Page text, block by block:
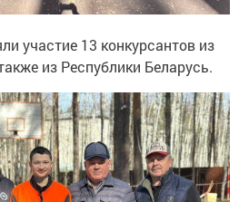
участие 13 конкурсантов из
из Республики Беларусь.